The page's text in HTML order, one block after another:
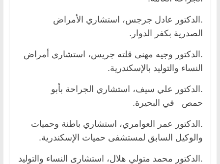
.الدكتور عادل جرجس، استشاري الأمراض
الصدرية بكفر الدوار.
.الدكتور وجيه مهنى قلته جريس، استشاري أمراض
النساء والتوليد بالإسكندرية.
.الدكتور علي سيف، استشاري الجراحة بأبو
حمص في البحيرة.
.الدكتور عمر العوامري، استشاري باطنة وحميات
والوكيل السابق لمستشفى حميات الإسكندرية.
.الدكتور محمد متولي هلال، استشارى النساء والتوليد